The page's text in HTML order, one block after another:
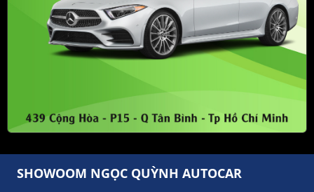
SHOWOOM NGỌC QUỲNH AUTOCAR